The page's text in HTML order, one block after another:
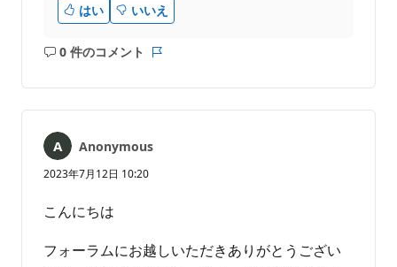
はい
いいえ
0 件のコメント
コ
ト
あ
り
せ
ト
Anonymous
2023年7月12日 10:20
こんにちは
フォーラムにお越しいただきありがとうござい